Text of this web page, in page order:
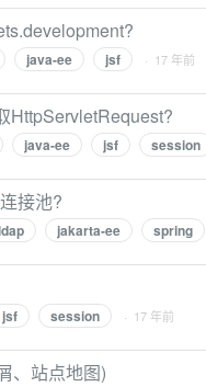
java-ee jsf · 17 年前
HttpServletRequest?
java-ee jsf session
接池?
jakarta-ee spring
jsf session · 17 年前
、站点地图)